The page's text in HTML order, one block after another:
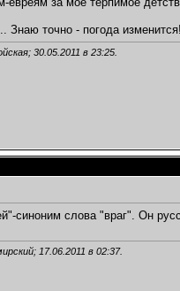
Знаю точно - погода изменится!
30.05.2011 в 23:25
синоним слова "враг". Он
17.06.2011 в 02:37.